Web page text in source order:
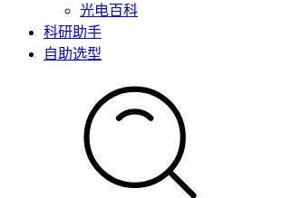
光电百科
科研助手
自助选型